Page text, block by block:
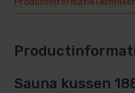
Productinformatie
Sauna kussen